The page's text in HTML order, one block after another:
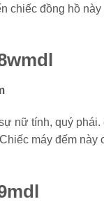
chiếc đồng hồ
nữ tính, quý phái.
máy đếm này